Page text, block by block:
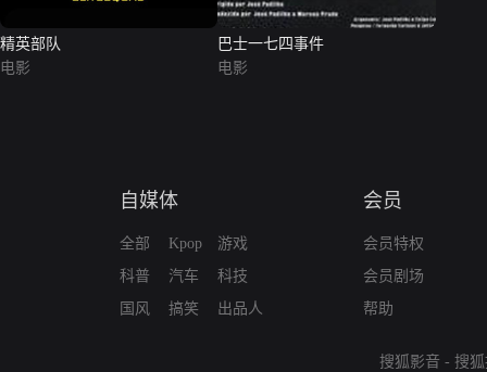
精英部队
电影
巴士一七四事件
电影
自媒体
全部
科普
国风
Kpop
汽车
搞笑
游戏
科技
出品人
会员
会员特权
会员剧场
帮助
搜狐影音 - 搜